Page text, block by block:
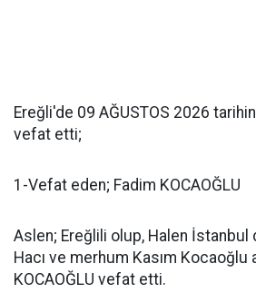
Ereğli'de 09 AĞUSTOS 2026
vefat etti;
1-Vefat eden; Fadim KOCAOĞLU
Aslen; Ereğlili olup, Halen İstanbul
Hacı ve merhum Kasım Kocaoğlu
KOCAOĞLU vefat etti.